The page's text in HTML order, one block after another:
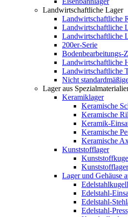
Landwirtschaftliche Lager
Landwirtschaftliche
Landwirtschaftliche
Landwirtschaftliche
200er-Serie
Bodenbearbeitungs-
Landwirtschaftliche
Landwirtschaftliche
Nicht
Lager aus
Keramiklager
Keramische
Keramische
Keramik-
Keramische
Keramische
Kunststofflager
Kunststofflager
Lager und Gehäuse
Edelstahl-
Edelstahl-
Edelstahl-